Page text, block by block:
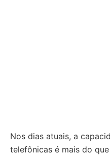
Nos dias atuais, a
telefônicas é mais do